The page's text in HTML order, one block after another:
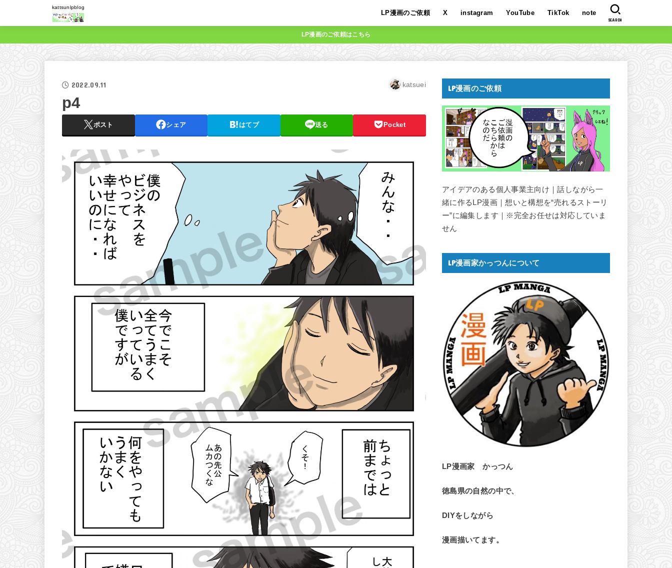
kattsunlpblog
LP漫画のご依頼 X instagram YouTube TikTok note
SEARCH
LP漫画のご依頼はこちら
2022.09.11 katsuei
p4
ポスト シェア はてブ 送る Pocket
LP漫画のご依頼
アイデアのある個人事業主向け｜話しながら一
緒に作るLP漫画｜想いと構想を“売れるストーリ
ー”に編集します｜※完全お任せは対応していま
せん
LP漫画家かっつんについて
LP漫画家 かっつん
徳島県の自然の中で、
DIYをしながら
漫画描いてます。